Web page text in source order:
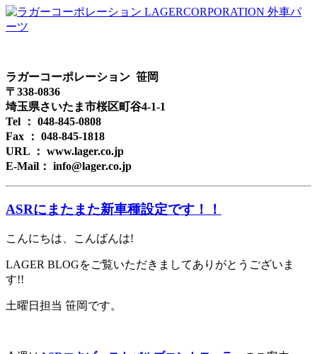
ラガーコーポレーション 笹岡
〒338-0836
埼玉県さいたま市桜区町谷4-1-1
Tel ： 048-845-0808
Fax ： 048-845-1818
URL ： www.lager.co.jp
E-Mail： info@lager.co.jp
ASRにまたまた新車種設定です！！
こんにちは、こんばんは!
LAGER BLOGをご覧いただきましてありがとうございま
す!!
土曜日担当 笹岡です。